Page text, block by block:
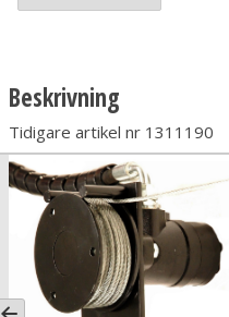
Beskrivning
Tidigare artikel nr 1311190